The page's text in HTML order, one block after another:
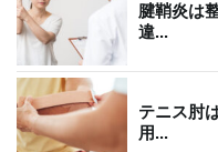
腱鞘炎は
違...
テニス肘
用...